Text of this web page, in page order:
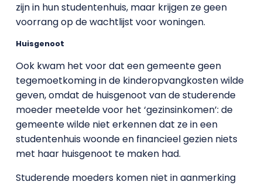
zijn in hun studentenhuis, maar krijgen ze geen
voorrang op de wachtlijst voor woningen.
Huisgenoot
Ook kwam het voor dat een gemeente geen
tegemoetkoming in de kinderopvangkosten wilde
geven, omdat de huisgenoot van de studerende
moeder meetelde voor het ‘gezinsinkomen’: de
gemeente wilde niet erkennen dat ze in een
studentenhuis woonde en financieel gezien niets
met haar huisgenoot te maken had.
Studerende moeders komen niet in aanmerking